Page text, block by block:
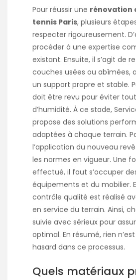
Pour réussir une rénovation
tennis Paris, plusieurs
respecter rigoureusement.
procéder à une expertise
existant. Ensuite, il s’agit de
couches usées ou abîmées,
un support propre et stable.
doit être revu pour éviter
d’humidité. À ce stade,
propose des solutions
adaptées à chaque terrain.
l’application du nouveau
les normes en vigueur. Une
effectué, il faut s’occuper
équipements et du mobilier.
contrôle qualité est réalisé
en service du terrain. Ainsi,
suivie avec sérieux pour
optimal. En résumé, rien
hasard dans ce processus.
Quels matériaux